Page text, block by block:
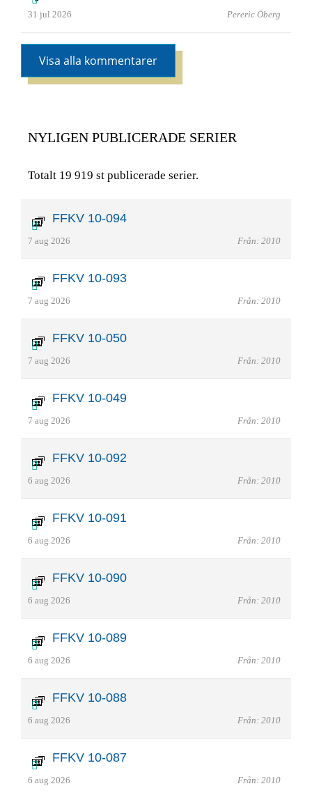
31 jul 2026 Pereric Öberg
Visa alla kommentarer
NYLIGEN PUBLICERADE SERIER
Totalt 19 919 st publicerade serier.
FFKV 10-094
7 aug 2026 Från: 2010
FFKV 10-093
7 aug 2026 Från: 2010
FFKV 10-050
7 aug 2026 Från: 2010
FFKV 10-049
7 aug 2026 Från: 2010
FFKV 10-092
6 aug 2026 Från: 2010
FFKV 10-091
6 aug 2026 Från: 2010
FFKV 10-090
6 aug 2026 Från: 2010
FFKV 10-089
6 aug 2026 Från: 2010
FFKV 10-088
6 aug 2026 Från: 2010
FFKV 10-087
6 aug 2026 Från: 2010